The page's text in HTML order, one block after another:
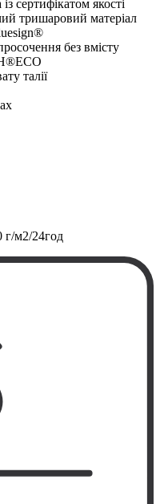
сертифікатом якості
тришаровий матеріал
без вмісту
талії
г/м2/24год